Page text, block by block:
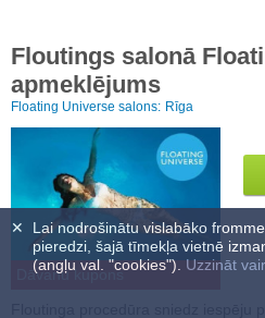
Floutings salonā
apmeklējums
Floating Universe salons: Rīga
Dāvanu kupons
Floutinga procedūra sniedz iespēju
Lai nodrošinātu vislabāko
pieredzi, šajā tīmekļa vietnē
(angļu val. "cookies"). Uzzināt
✕